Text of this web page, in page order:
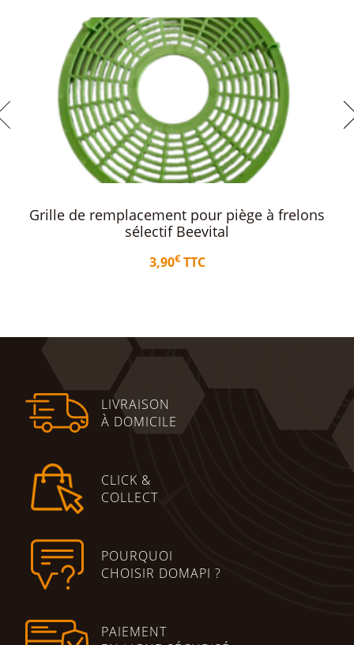
Toile – tissu diffuseur de remplacement pour
piège à frelons Beevital
1,20€ TTC
LIVRAISON
À DOMICILE
CLICK &
COLLECT
POURQUOI
CHOISIR DOMAPI ?
PAIEMENT